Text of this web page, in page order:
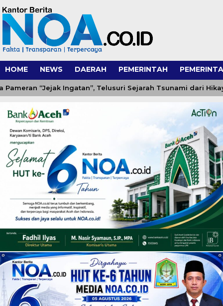
HOME NEWS DAERAH PEMERINTAH
“Jejak Ingatan”, Telusuri Sejarah Tsunami dari Hikayat